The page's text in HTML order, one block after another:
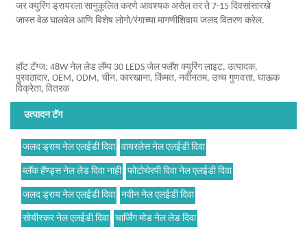
जर क्युरिंग ड्रायरला सानुकूलित करणे आवश्यक असेल तर ते 7-15 दिवसांसारखे
जास्त वेळ घालवेल आणि विशेष लोगो/रंगाच्या मागणीशिवाय जलद वितरण करेल.
हॉट टॅग्ज: 48W नेल लेड लॅम्प 30 LEDS जेल फ्लॅश क्युरिंग लाइट, उत्पादक,
पुरवठादार, OEM, ODM, चीन, कारखाना, किंमत, नवीनतम, उच्च गुणवत्ता, घाऊक
विक्रेता, वितरक
उत्पादन टॅग
जलद ड्राय नेल एलईडी दिवा वायरलेस नेल एलईडी दिवा
ब्लॅक हॅण्ड्स नेल लेड दिवा नाही फोटोथेरपी दिवा नेल एलईडी दिवा
जलद ड्राय नेल एलईडी दिवा नवीन नेल एलईडी दिवा
सोयीस्कर नेल एलईडी दिवा चार्जिंग मोड नेल लेड दिवा